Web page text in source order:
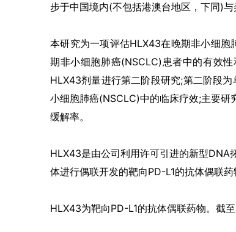
步于中国境内(不包括港澳台地区，下同)与
本研究为一项评估HLX43在晚期非小细
期非小细胞肺癌(NSCLC)患者中的有效
HLX43剂量进行第二阶段研究;第二阶段
小细胞肺癌(NSCLC)中的临床疗效;主要研
缓解率。
HLX43是由公司利用许可引进的新型DNA
体进行偶联开发的靶向PD-L1的抗体偶联
HLX43为靶向PD-L1的抗体偶联药物。截